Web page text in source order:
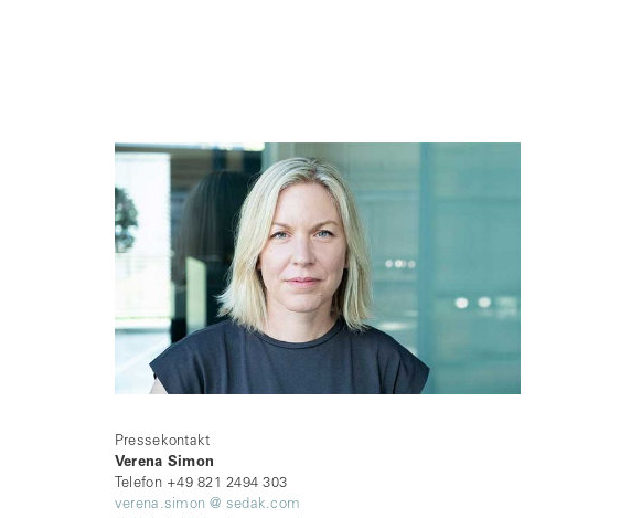
Pressekontakt
Verena Simon
Telefon +49 821 2494 303
verena.simon @ sedak.com